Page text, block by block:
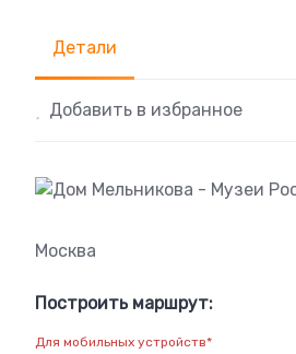
Детали
Добавить в избранное
Москва
Построить маршрут:
Для мобильных устройств*